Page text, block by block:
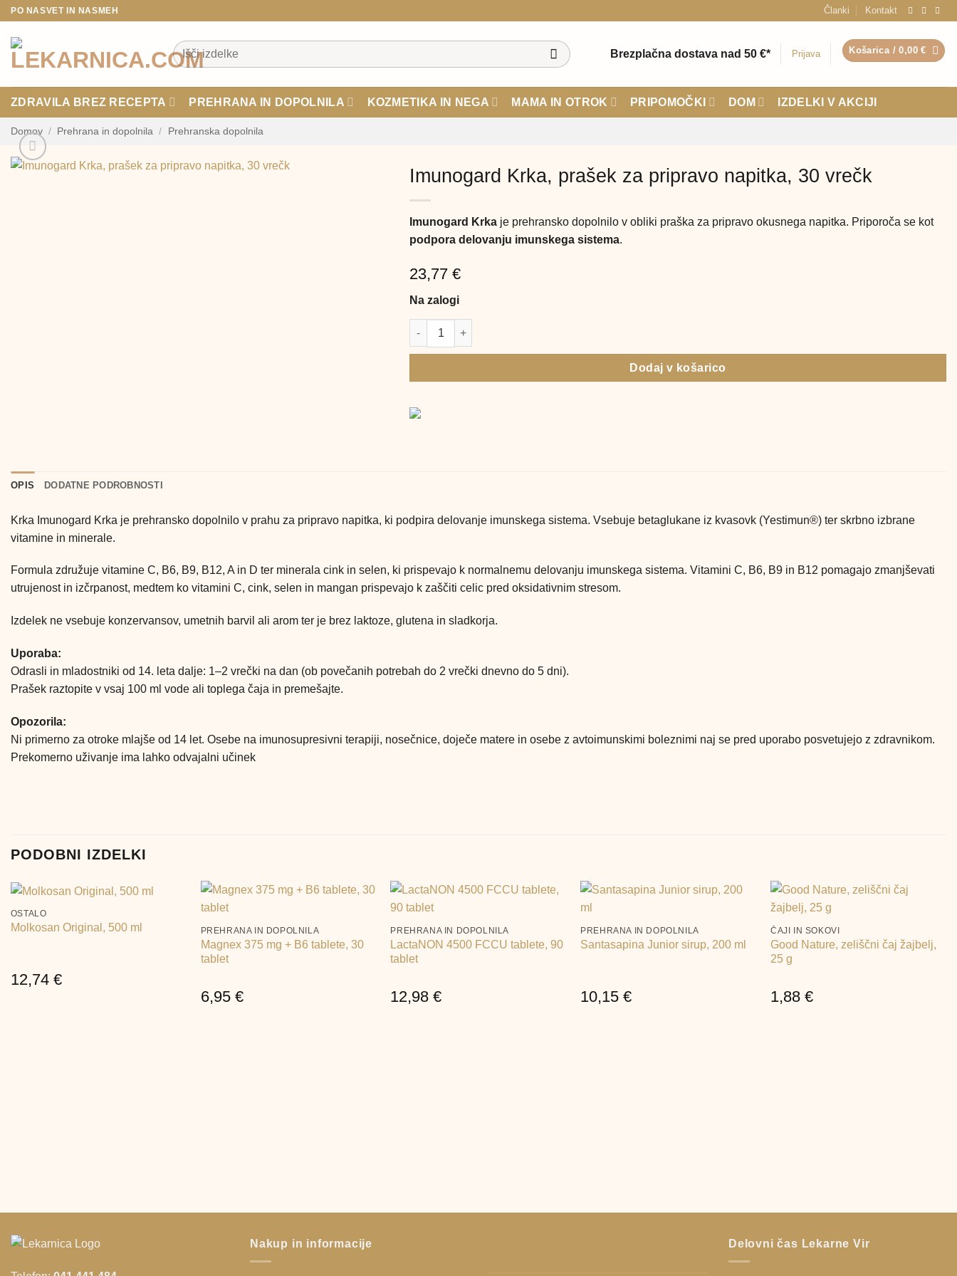
Skoči
vsebino
PO NASVET IN NASMEH Članki Kontakt
Išči:
Brezplačna dostava nad 50 €* Prijava Košarica /0,00€
ZDRAVILA BREZ RECEPTA PREHRANA IN DOPOLNILA KOZMETIKA IN NEGA MAMA IN OTROK PRIPOMOČKI DOM IZDELKI V AKCIJI
Domov / Prehrana in dopolnila / Prehranska dopolnila
Imunogard Krka, prašek za pripravo napitka, 30 vrečk
Imunogard Krka je prehransko dopolnilo v obliki praška za pripravo okusnega napitka. Priporoča se kot
podpora delovanju imunskega sistema.
23,77 €
Na zalogi
Imunogard Krka, prašek za pripravo napitka, 30 vrečk količina
Dodaj v košarico
OPIS DODATNE PODROBNOSTI
Krka Imunogard Krka je prehransko dopolnilo v prahu za pripravo napitka, ki podpira delovanje imunskega sistema. Vsebuje betaglukane iz kvasovk (Yestimun®) ter skrbno izbrane
vitamine in minerale.
Formula združuje vitamine C, B6, B9, B12, A in D ter minerala cink in selen, ki prispevajo k normalnemu delovanju imunskega sistema. Vitamini C, B6, B9 in B12 pomagajo zmanjševati
utrujenost in izčrpanost, medtem ko vitamini C, cink, selen in mangan prispevajo k zaščiti celic pred oksidativnim stresom.
Izdelek ne vsebuje konzervansov, umetnih barvil ali arom ter je brez laktoze, glutena in sladkorja.
Uporaba:
Odrasli in mladostniki od 14. leta dalje: 1–2 vrečki na dan (ob povečanih potrebah do 2 vrečki dnevno do 5 dni).
Prašek raztopite v vsaj 100 ml vode ali toplega čaja in premešajte.
Opozorila:
Ni primerno za otroke mlajše od 14 let. Osebe na imunosupresivni terapiji, nosečnice, doječe matere in osebe z avtoimunskimi boleznimi naj se pred uporabo posvetujejo z zdravnikom.
Prekomerno uživanje ima lahko odvajalni učinek
PODOBNI IZDELKI
+
OSTALO
Molkosan Original, 500 ml
12,74 €
+
PREHRANA IN DOPOLNILA
Magnex 375 mg + B6 tablete, 30
tablet
6,95 €
+
PREHRANA IN DOPOLNILA
LactaNON 4500 FCCU tablete, 90
tablet
12,98€
PREHRANA IN DOPOLNILA
Santasapina Junior sirup, 200 ml
10,15€
+
ČAJI IN SOKOVI
Good Nature, zeliščni čaj žajbelj,
25 g
1,88 €
Nakup in informacije Delovni čas Lekarne Vir